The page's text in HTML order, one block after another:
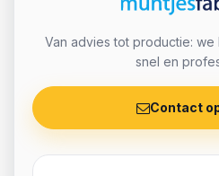
Van advies tot productie:
snel en
Contact